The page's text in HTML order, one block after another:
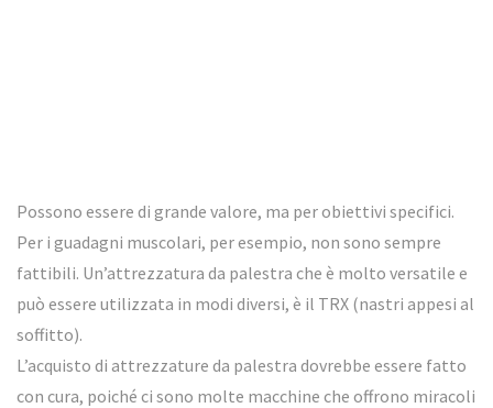
Possono essere di grande valore, ma per obiettivi specifici.
Per i guadagni muscolari, per esempio, non sono sempre
fattibili. Un’attrezzatura da palestra che è molto versatile e
può essere utilizzata in modi diversi, è il TRX (nastri appesi al
soffitto).
L’acquisto di attrezzature da palestra dovrebbe essere fatto
con cura, poiché ci sono molte macchine che offrono miracoli